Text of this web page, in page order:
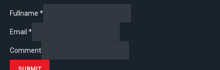
Fullname *
Email *
Comment